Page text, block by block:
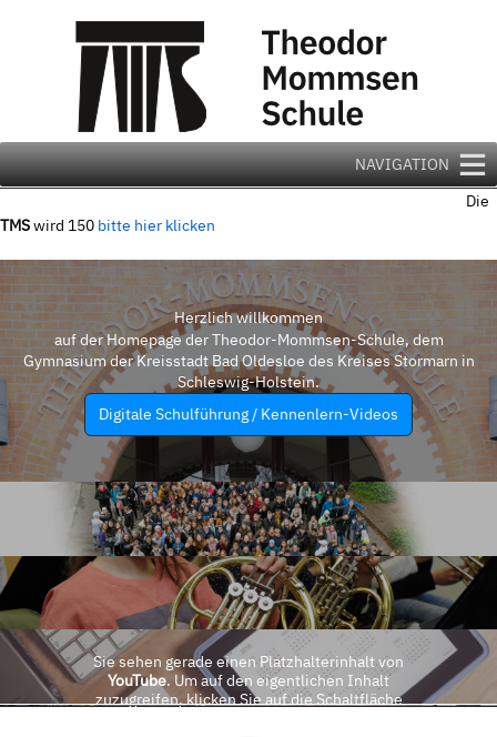
NAVIGATION
Die
TMSwird 150 bitte hier klicken
Herzlich willkommen
auf der Homepage der Theodor-Mommsen-Schule, dem
Gymnasium der Kreisstadt Bad Oldesloe des Kreises Stormarn in
Schleswig-Holstein.
Digitale Schulführung / Kennenlern-Videos
Sie sehen gerade einen Platzhalterinhalt von
YouTube. Um auf den eigentlichen Inhalt
zuzugreifen, klicken Sie auf die Schaltfläche